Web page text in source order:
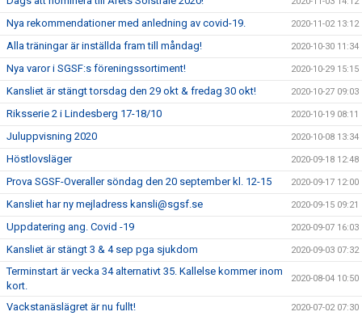
Nya rekommendationer med anledning av covid-19. 2020-11-02 13:12
Alla träningar är inställda fram till måndag! 2020-10-30 11:34
Nya varor i SGSF:s föreningssortiment! 2020-10-29 15:15
Kansliet är stängt torsdag den 29 okt & fredag 30 okt! 2020-10-27 09:03
Riksserie 2 i Lindesberg 17-18/10 2020-10-19 08:11
Juluppvisning 2020 2020-10-08 13:34
Höstlovsläger 2020-09-18 12:48
Prova SGSF-Overaller söndag den 20 september kl. 12-15 2020-09-17 12:00
Kansliet har ny mejladress kansli@sgsf.se 2020-09-15 09:21
Uppdatering ang. Covid -19 2020-09-07 16:03
Kansliet är stängt 3 & 4 sep pga sjukdom 2020-09-03 07:32
Terminstart är vecka 34 alternativt 35. Kallelse kommer inom
kort.
2020-08-04 10:50
Vackstanäslägret är nu fullt! 2020-07-02 07:30